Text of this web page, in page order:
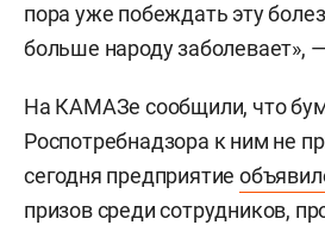
пора уже побеждать эту
больше народу заболевает»,
На КАМАЗе сообщили, что
Роспотребнадзора к ним не
сегодня предприятие
призов среди сотрудников,